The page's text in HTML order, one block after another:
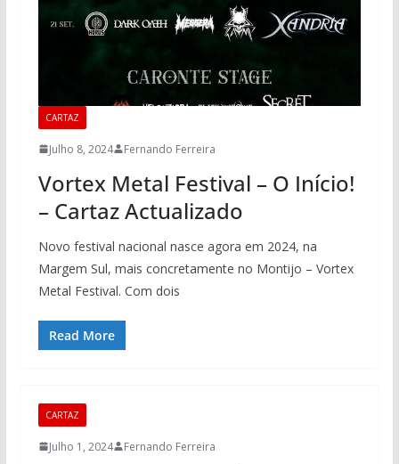
CARTAZ
Julho 8, 2024 Fernando Ferreira
Vortex Metal Festival – O Início!
– Cartaz Actualizado
Novo festival nacional nasce agora em 2024, na
Margem Sul, mais concretamente no Montijo – Vortex
Metal Festival. Com dois
Read More
CARTAZ
Julho 1, 2024 Fernando Ferreira